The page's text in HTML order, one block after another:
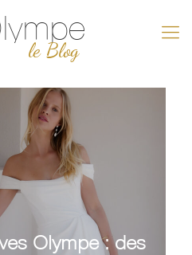
le Blog
Olympe : des